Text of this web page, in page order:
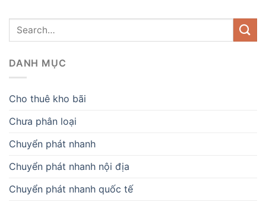
DANH MỤC
Cho thuê kho bãi
Chưa phân loại
Chuyển phát nhanh
Chuyển phát nhanh nội địa
Chuyển phát nhanh quốc tế